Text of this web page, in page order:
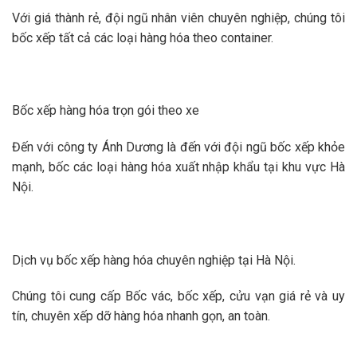
Với giá thành rẻ, đội ngũ nhân viên chuyên nghiệp, chúng tôi
bốc xếp tất cả các loại hàng hóa theo container.
Bốc xếp hàng hóa trọn gói theo xe
Đến với công ty Ánh Dương là đến với đội ngũ bốc xếp khỏe
mạnh, bốc các loại hàng hóa xuất nhập khẩu tại khu vực Hà
Nội.
Dịch vụ bốc xếp hàng hóa chuyên nghiệp tại Hà Nội.
Chúng tôi cung cấp Bốc vác, bốc xếp, cửu vạn giá rẻ và uy
tín, chuyên xếp dỡ hàng hóa nhanh gọn, an toàn.